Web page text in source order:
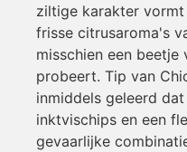
ziltige karakter
frisse citrusaroma's
misschien een
probeert. Tip van
inmiddels geleerd
inktvischips en een
gevaarlijke